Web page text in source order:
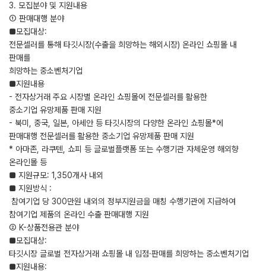
3. 모집분야 및 지원내용
➀ 판매대행 분야
■모집대상:
전문셀러를 통해 타깃시장(수출을 희망하는 해외시장) 온라인 쇼핑몰 내
판매를
희망하는 중소벤처기업
■지원내용
- 전자상거래 주요 시장별 온라인 쇼핑몰에 전문셀러를 활용한
중소기업 유망제품 판매 지원
- 북미, 중국, 일본, 아세안 등 타깃시장의 다양한 온라인 쇼핑몰*에
판매대행 전문셀러를 활용한 중소기업 유망제품 판매 지원
* 아마존, 라쿠텐, 쇼피 등 글로벌플랫폼 또는 수행기관 자체운영 해외향
온라인몰 등
■ 지원규모: 1,350개사 내외
■ 지원방식 :
참여기업 당 300만원 내외의 정부지원금을 매칭 수행기관에 지급하여
참여기업 제품의 온라인 수출 판매대행 지원
➁ K-상품전용관 분야
■모집대상:
타깃시장 글로벌 전자상거래 쇼핑몰 내 입점·판매를 희망하는 중소벤처기업
■지원내용: